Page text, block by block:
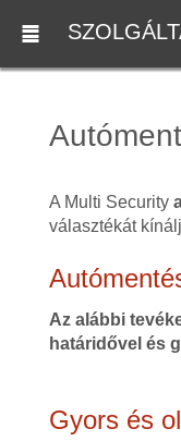
A Multi Security
választékát
Az alábbi
határidővel és
Gyors és